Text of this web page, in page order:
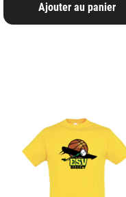
Ajouter au panier